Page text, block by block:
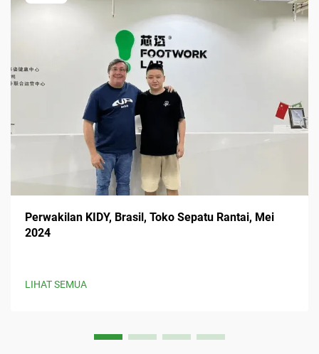
Perwakilan KIDY, Brasil, Toko Sepatu Rantai, Mei
2024
LIHAT SEMUA